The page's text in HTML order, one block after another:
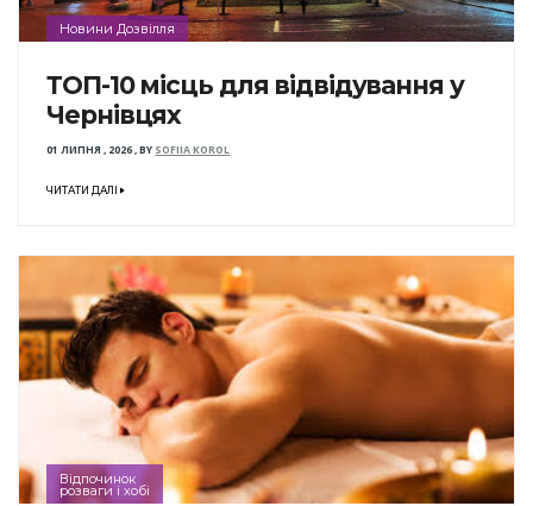
Новини Дозвілля
ТОП-10 місць для відвідування у
Чернівцях
01 ЛИПНЯ , 2026,BY SOFIIA KOROL
ЧИТАТИ ДАЛІ
Відпочинок
розваги і хобі